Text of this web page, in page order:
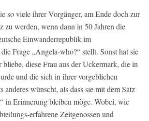
so viele ihrer Vorgänger, am Ende doch zur
zu werden, wenn dann in 50 Jahren die
Einwanderrepublik im
Frage „Angela-who?“ stellt. Sonst hat sie
diese Frau aus der Uckermark, die in
und die sich in ihrer vorgeblichen
anderes wünscht, als dass sie mit dem Satz
in Erinnerung bleiben möge. Wobei, wie
erfahrene Zeitgenossen und